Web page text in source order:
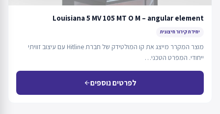
Louisiana 5 MV 105 MT O M – angular element
יחידת קירור חיצונית
מוצר המקרר מייצג את קו המולטידק של חברת Hitline עם עיצוב זוויתי
ייחודי. המפרט הטכני…
לפרטים נוספיםarrow_back